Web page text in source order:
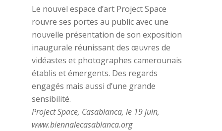
Le nouvel espace d’art Project Space
rouvre ses portes au public avec une
nouvelle présentation de son exposition
inaugurale réunissant des œuvres de
vidéastes et photographes camerounais
établis et émergents. Des regards
engagés mais aussi d’une grande
sensibilité.
Project Space, Casablanca, le 19 juin,
www.biennalecasablanca.org